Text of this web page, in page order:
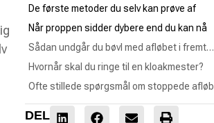
De første metoder du selv kan prøve af
Når proppen sidder dybere end du kan nå
Sådan undgår du bøvl med afløbet i fremtiden
Hvornår skal du ringe til en kloakmester?
Ofte stillede spørgsmål om stoppede afløb
DEL